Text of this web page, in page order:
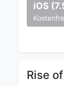
iOS
Rise